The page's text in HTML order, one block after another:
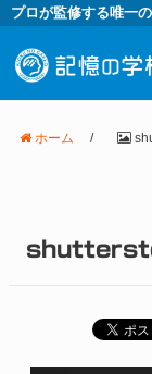
プロが監修する唯一
ホーム /